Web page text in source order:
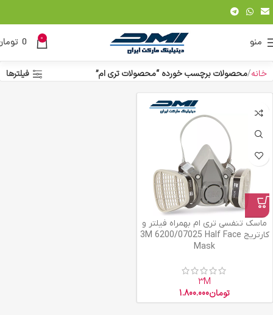
منو 0
0
خانه محصولات برچسب خورده “محصولات تری ام” فیلترها
ماسک تنفسی تری ام بهمراه فیلتر و
کارتریج 3M 6200/07025 Half Face
Mask
3M
تومان1.800.000